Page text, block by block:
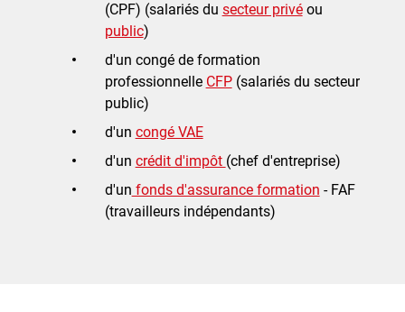
(CPF) (salariés du secteur privéou
public)
d'un congé de formation
professionnelle CFP(salariés du secteur
public)
d'un congé VAE
d'un crédit d'impôt (chef d'entreprise)
d'un fonds d'assurance formation - FAF
(travailleurs indépendants)